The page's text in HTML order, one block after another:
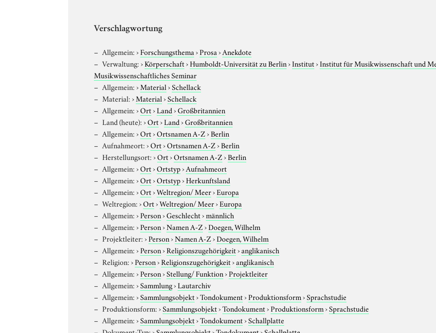
Verschlagwortung
Allgemein:›Forschungsthema›Prosa›Anekdote
Verwaltung:›Körperschaft›Humboldt-Universität zu Berlin›Institut›Institut für Musikwissenschaft und
Musikwissenschaftliches Seminar
Allgemein:›Material›Schellack
Material:›Material›Schellack
Allgemein:›Ort›Land›Großbritannien
Land (heute):›Ort›Land›Großbritannien
Allgemein:›Ort›Ortsnamen A-Z›Berlin
Aufnahmeort:›Ort›Ortsnamen A-Z›Berlin
Herstellungsort:›Ort›Ortsnamen A-Z›Berlin
Allgemein:›Ort›Ortstyp›Aufnahmeort
Allgemein:›Ort›Ortstyp›Herkunftsland
Allgemein:›Ort›Weltregion/ Meer›Europa
Weltregion:›Ort›Weltregion/ Meer›Europa
Allgemein:›Person›Geschlecht›männlich
Allgemein:›Person›Namen A-Z›Doegen, Wilhelm
Projektleiter:›Person›Namen A-Z›Doegen, Wilhelm
Allgemein:›Person›Religionszugehörigkeit›anglikanisch
Religion:›Person›Religionszugehörigkeit›anglikanisch
Allgemein:›Person›Stellung/ Funktion›Projektleiter
Allgemein:›Sammlung›Lautarchiv
Allgemein:›Sammlungsobjekt›Tondokument›Produktionsform›Sprachstudie
Produktionsform:›Sammlungsobjekt›Tondokument›Produktionsform›Sprachstudie
Allgemein:›Sammlungsobjekt›Tondokument›Schallplatte